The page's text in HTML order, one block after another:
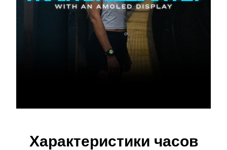
Характеристики часов